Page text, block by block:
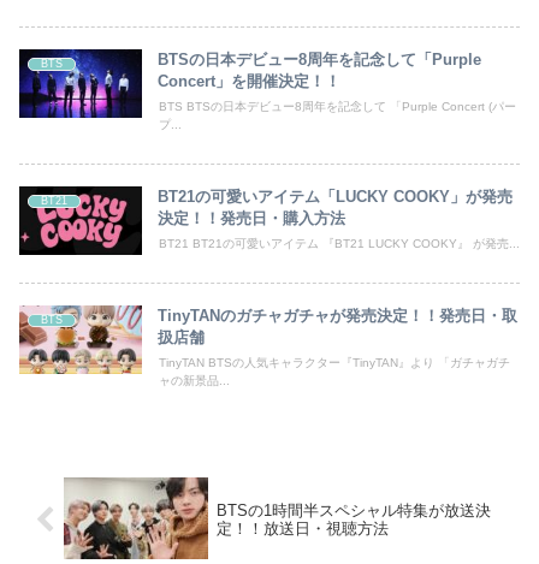
BTS
BTSの日本デビュー8周年を記念して「Purple
Concert」を開催決定！！
BTS BTSの日本デビュー8周年を記念して 「Purple Concert (パー
プ...
BT21
BT21の可愛いアイテム「LUCKY COOKY」が発売
決定！！発売日・購入方法
BT21 BT21の可愛いアイテム 『BT21 LUCKY COOKY』 が発売...
BTS
TinyTANのガチャガチャが発売決定！！発売日・取
扱店舗
TinyTAN BTSの人気キャラクター『TinyTAN』より 「ガチャガチ
ャの新景品...
BTSの1時間半スペシャル特集が放送決
定！！放送日・視聴方法